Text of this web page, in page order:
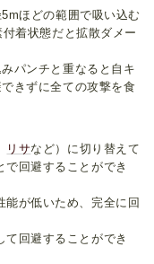
ほどの範囲で吸い込む
着状態だと拡散ダメー
パンチと重なると自キ
きずに全ての攻撃を食
リサなど）に切り替えて
で回避することができ
能が低いため、完全に回
て回避することができ